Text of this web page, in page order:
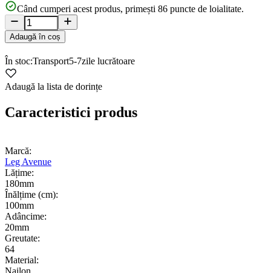
Când cumperi acest produs, primești 86 puncte de loialitate.
Adaugă în coș
În stoc:Transport5-7zile lucrătoare
Adaugă la lista de dorințe
Caracteristici produs
Marcă:
Leg Avenue
Lățime:
180mm
Înălțime (cm):
100mm
Adâncime:
20mm
Greutate:
64
Material:
Nailon